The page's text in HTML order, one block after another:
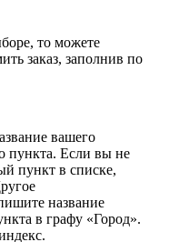
то можете
заказ, заполнив по
вашего
пункта. Если вы не
пункт в списке,
название
в графу «Город».